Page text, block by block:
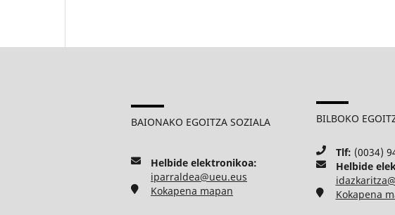
BAIONAKO EGOITZA SOZIALA
Helbide elektronikoa:
iparraldea@ueu.eus
Kokapena mapan
BILBOKO
Tlf: (0034)
Helbide
Kokapena